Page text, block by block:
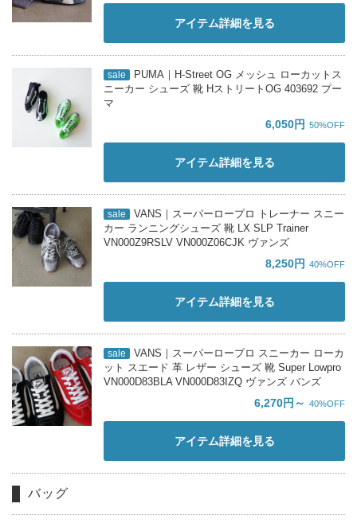
アイテム詳細を見る
sale
PUMA｜H-Street OG メッシュ ローカットス
ニーカー シューズ 靴 HストリートOG 403692 プー
マ
6,050円 50%OFF
アイテム詳細を見る
sale
VANS｜スーパーロープロ トレーナー スニー
カー ランニングシューズ 靴 LX SLP Trainer
VN000Z9RSLV VN000Z06CJK ヴァンズ
8,250円 40%OFF
アイテム詳細を見る
sale
VANS｜スーパーロープロ スニーカー ローカ
ット スエード 革 レザー シューズ 靴 Super Lowpro
VN000D83BLA VN000D83IZQ ヴァンズ バンズ
6,270円～ 40%OFF
アイテム詳細を見る
バッグ